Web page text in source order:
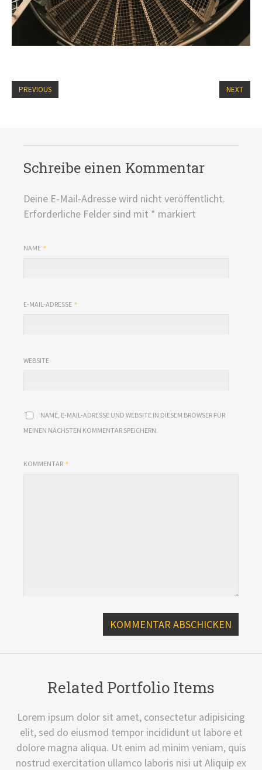
PREVIOUS NEXT
Schreibe einen Kommentar
Deine E-Mail-Adresse wird nicht veröffentlicht.
Erforderliche Felder sind mit * markiert
NAME
E-MAIL-ADRESSE
WEBSITE
NAME, E-MAIL-ADRESSE UND WEBSITE IN DIESEM BROWSER FÜR
MEINEN NÄCHSTEN KOMMENTAR SPEICHERN.
KOMMENTAR
Related Portfolio Items
Lorem ipsum dolor sit amet, consectetur adipisicing
elit, sed do eiusmod tempor incididunt ut labore et
dolore magna aliqua. Ut enim ad minim veniam, quis
nostrud exercitation ullamco laboris nisi ut Aliquip ex